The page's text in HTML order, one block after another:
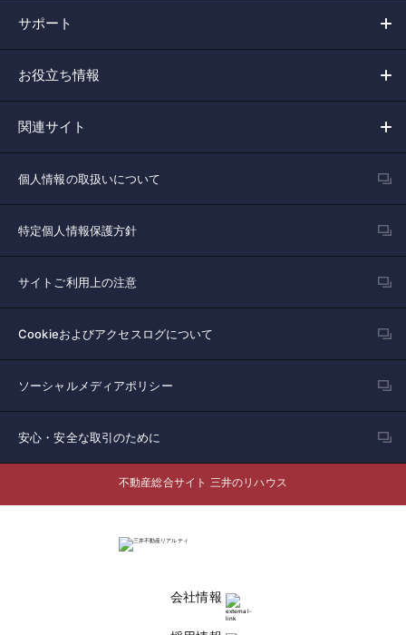
サポート
お役立ち情報
関連サイト
個人情報の取扱いについて
特定個人情報保護方針
サイトご利用上の注意
Cookieおよびアクセスログについて
ソーシャルメディアポリシー
安心・安全な取引のために
不動産総合サイト 三井のリハウス
会社情報